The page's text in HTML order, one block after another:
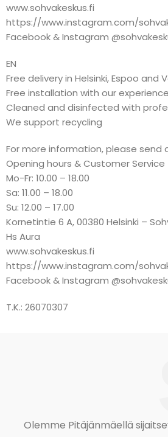
www.sohvakeskus.fi
https://www.instagram.com/
Facebook & Instagram
EN
Free delivery in Helsinki, Espoo and
Free installation with our
Cleaned and disinfected with
We support recycling
For more information, please send
Opening hours & Customer
Mo-Fr: 10.00 – 18.00
Sa: 11.00 – 18.00
Su: 12.00 – 17.00
Kornetintie 6 A, 00380 Helsinki –
Hs Aura
www.sohvakeskus.fi
https://www.instagram.com/
Facebook & Instagram
T.K.: 26070307
Olemme Pitäjänmäellä